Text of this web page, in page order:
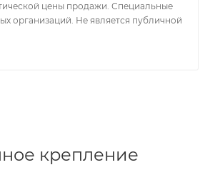
цены продажи. Специальные
организаций. Не является публичной
крепление